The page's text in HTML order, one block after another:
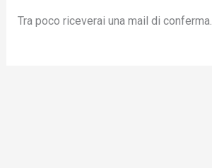
Tra poco riceverai una mail di conferma.